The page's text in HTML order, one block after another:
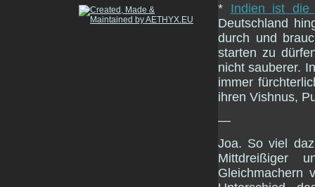
* Indien ist die
Deutschland
durch und
starten zu
nicht sauberer.
immer
ihren Vishnus,
—
Joa. So viel
Mittdreißiger
Gleichmachern